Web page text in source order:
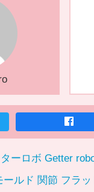
ーロボ Getter
ールド 関節 フラ